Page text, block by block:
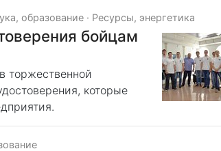
образование · Ресурсы, энергетика
бойцам
торжественной
которые